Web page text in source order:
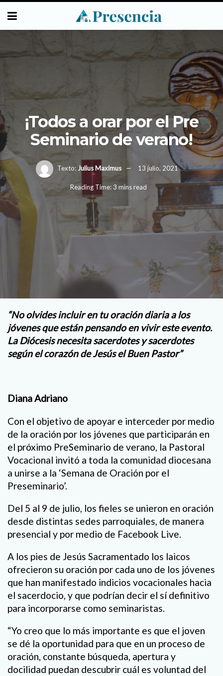
¡Todos a orar por el Pre
Seminario de verano!
Texto: Julius Maximus 13 julio, 2021
Reading Time: 3 mins read
“No olvides incluir en tu oración diaria a los
jóvenes que están pensando en vivir este evento.
La Diócesis necesita sacerdotes y sacerdotes
según el corazón de Jesús el Buen Pastor”
Diana Adriano
Con el objetivo de apoyar e interceder por medio
de la oración por los jóvenes que participarán en
el próximo PreSeminario de verano, la Pastoral
Vocacional invitó a toda la comunidad diocesana
a unirse a la ‘Semana de Oración por el
Preseminario’.
Del 5 al 9 de julio, los fieles se unieron en oración
desde distintas sedes parroquiales, de manera
presencial y por medio de Facebook Live.
A los pies de Jesús Sacramentado los laicos
ofrecieron su oración por cada uno de los jóvenes
que han manifestado indicios vocacionales hacia
el sacerdocio, y que podrían decir el sí definitivo
para incorporarse como seminaristas.
“Yo creo que lo más importante es que el joven
se dé la oportunidad para que en un proceso de
oración, constante búsqueda, apertura y
docilidad puedan descubrir cuál es voluntad del